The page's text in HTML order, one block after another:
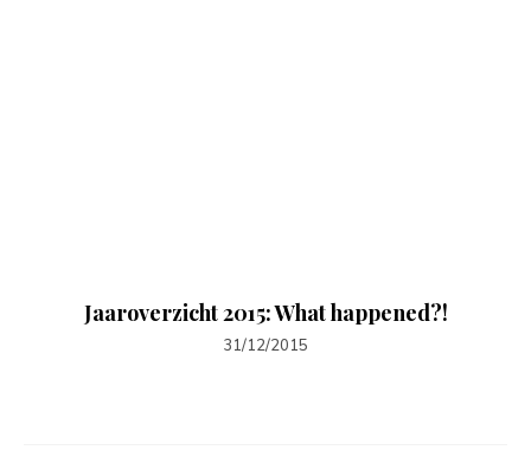
Jaaroverzicht 2015: What happened?!
31/12/2015